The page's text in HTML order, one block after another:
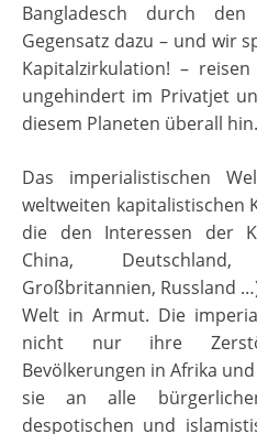
Bangladesch durch
Gegensatz dazu – und wir
Kapitalzirkulation! –
ungehindert im Privatjet
diesem Planeten überall hin.
Das imperialistischen
weltweiten kapitalistischen
die den Interessen der
China,
Großbritannien, Russland
Welt in Armut. Die
nicht nur ihre
Bevölkerungen in Afrika
sie an alle
despotischen und